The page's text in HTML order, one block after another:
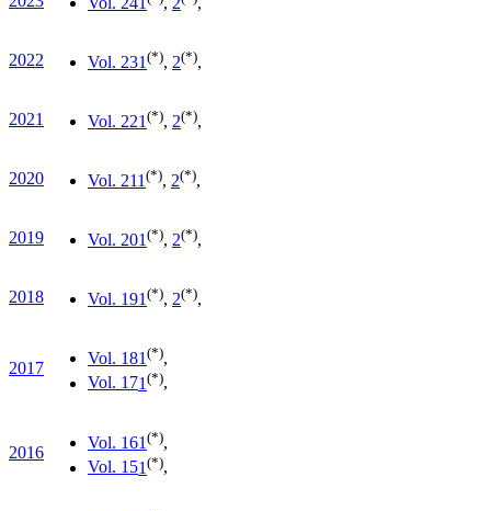
2022 Vol. 231 (*), 2(*),
2021 Vol. 221 (*), 2(*),
2020 Vol. 211 (*), 2(*),
2019 Vol. 201 (*), 2(*),
2018 Vol. 191 (*), 2(*),
2017
Vol. 181 (*),
Vol. 171 (*),
2016
Vol. 161 (*),
Vol. 151 (*),